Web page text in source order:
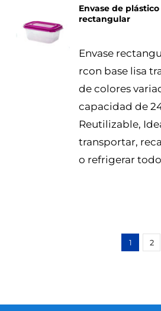
DETALLES
Envase de
rectangular
Envase
rcon base lisa
de colores
capacidad de
Reutilizable,
transportar,
o refrigerar
1 2